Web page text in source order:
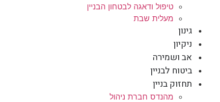
טיפול ודאגה לבטחון הבניין
מעלית שבת
גינון
ניקיון
אב ושמירה
ביטוח לבניין
תחזוק בניין
מהנדס חברת ניהול